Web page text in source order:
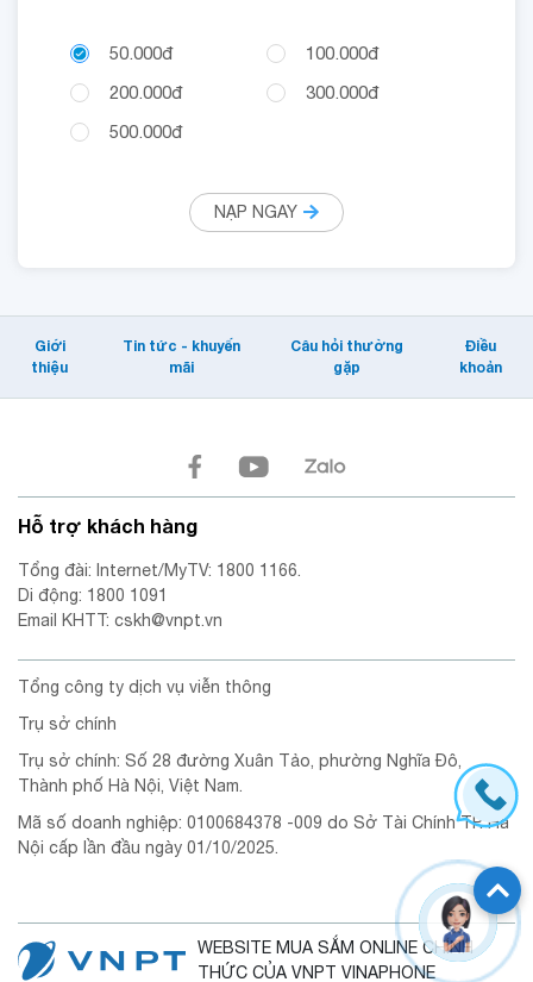
50.000đ
100.000đ
200.000đ
300.000đ
500.000đ
NẠP NGAY
Giới
thiệu
Tin tức - khuyến
mãi
Câu hỏi thường
gặp
Điều
khoản
Hỗ trợ khách hàng
Tổng đài: Internet/MyTV: 1800 1166.
Di động: 1800 1091
Email KHTT: cskh@vnpt.vn
Tổng công ty dịch vụ viễn thông
Trụ sở chính
Trụ sở chính: Số 28 đường Xuân Tảo, phường Nghĩa Đô,
Thành phố Hà Nội, Việt Nam.
Mã số doanh nghiệp: 0100684378 -009 do Sở Tài Chính TP. Hà
Nội cấp lần đầu ngày 01/10/2025.
WEBSITE MUA SẮM ONLINE CHÍNH
THỨC CỦA VNPT VINAPHONE